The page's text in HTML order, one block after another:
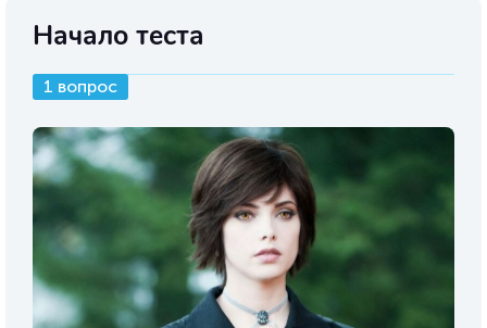
Начало теста
1 вопрос